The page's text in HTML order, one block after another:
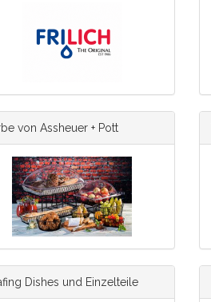
von Assheuer + Pott
Dishes und Einzelteile